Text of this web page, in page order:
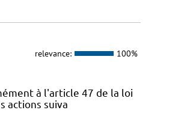
relevance: 100%
à l'article 47 de la loi
actions suiva